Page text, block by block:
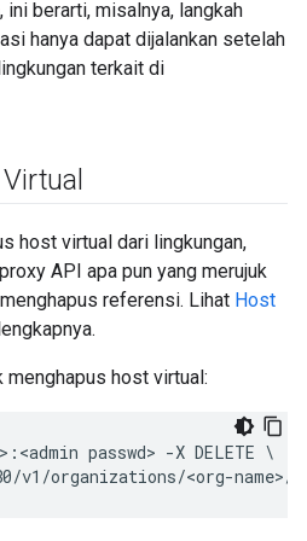
ini berarti, misalnya, langkah
hanya dapat dijalankan setelah
terkait di
host virtual dari lingkungan,
API apa pun yang merujuk
referensi. Lihat Host
menghapus host virtual:
passwd> -X DELETE \
v1/organizations/<org-